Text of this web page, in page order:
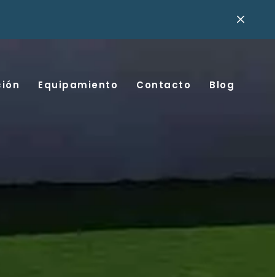
Equipamiento Contacto Blog